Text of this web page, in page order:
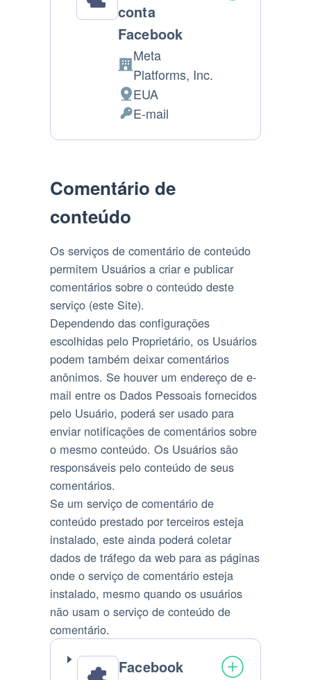
conta
Facebook
Companhia:
Meta
Platforms, Inc.
Lugar
de
processamento:
EUA
Pedido
de
E-mail
Comentário de
conteúdo
Os serviços de comentário de conteúdo
permitem Usuários a criar e publicar
comentários sobre o conteúdo deste
serviço (este Site).
Dependendo das configurações
escolhidas pelo Proprietário, os Usuários
podem também deixar comentários
anônimos. Se houver um endereço de e-
mail entre os Dados Pessoais fornecidos
pelo Usuário, poderá ser usado para
enviar notificações de comentários sobre
o mesmo conteúdo. Os Usuários são
responsáveis pelo conteúdo de seus
comentários.
Se um serviço de comentário de
conteúdo prestado por terceiros esteja
instalado, este ainda poderá coletar
dados de tráfego da web para as páginas
onde o serviço de comentário esteja
instalado, mesmo quando os usuários
não usam o serviço de conteúdo de
comentário.
Facebook